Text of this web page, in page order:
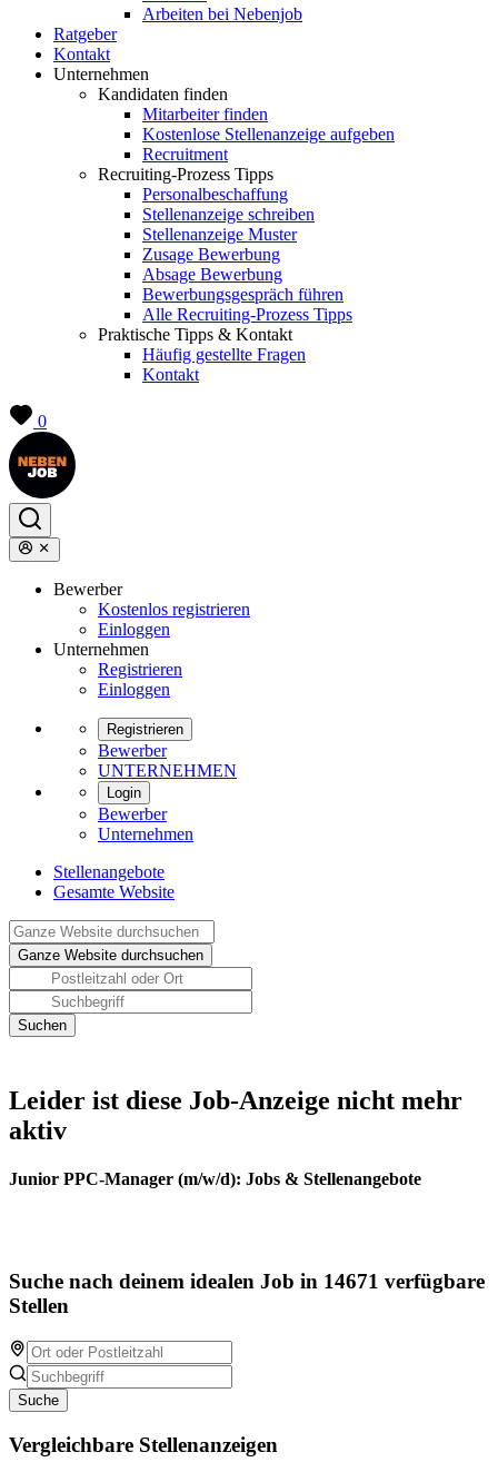
Arbeiten bei Nebenjob
Ratgeber
Kontakt
Unternehmen
Kandidaten finden
Mitarbeiter finden
Kostenlose Stellenanzeige aufgeben
Recruitment
Recruiting-Prozess Tipps
Personalbeschaffung
Stellenanzeige schreiben
Stellenanzeige Muster
Zusage Bewerbung
Absage Bewerbung
Bewerbungsgespräch führen
Alle Recruiting-Prozess Tipps
Praktische Tipps & Kontakt
Häufig gestellte Fragen
Kontakt
0
Bewerber
Kostenlos registrieren
Einloggen
Unternehmen
Registrieren
Einloggen
Registrieren
Bewerber
UNTERNEHMEN
Login
Bewerber
Unternehmen
Stellenangebote
Gesamte Website
Leider ist diese Job-Anzeige nicht mehr
aktiv
Junior PPC-Manager (m/w/d): Jobs & Stellenangebote
Suche nach deinem idealen Job in 14671 verfügbare
Stellen
Suche
Vergleichbare Stellenanzeigen